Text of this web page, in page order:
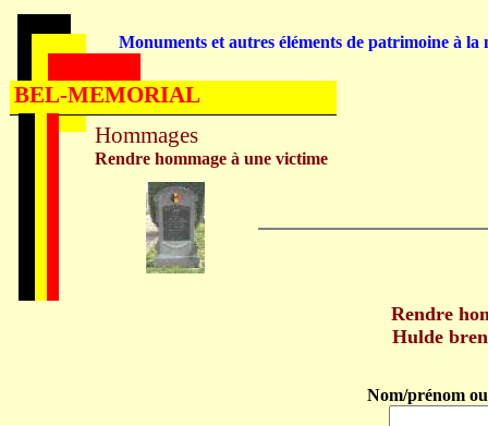
Rendre
Hulde
Nom/prénom
Hommages
Rendre hommage à une victime
Monuments et autres éléments de patrimoine à la
BEL-MEMORIAL